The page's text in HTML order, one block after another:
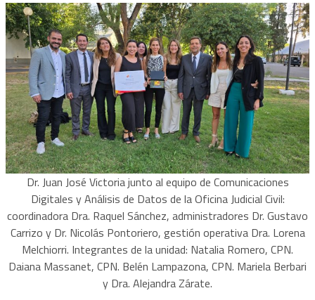
Dr. Juan José Victoria junto al equipo de Comunicaciones
Digitales y Análisis de Datos de la Oficina Judicial Civil:
coordinadora Dra. Raquel Sánchez, administradores Dr. Gustavo
Carrizo y Dr. Nicolás Pontoriero, gestión operativa Dra. Lorena
Melchiorri. Integrantes de la unidad: Natalia Romero, CPN.
Daiana Massanet, CPN. Belén Lampazona, CPN. Mariela Berbari
y Dra. Alejandra Zárate.